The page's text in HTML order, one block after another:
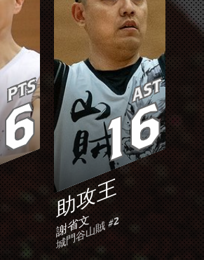
PTS
助攻王
謝省文
城門谷山賊 #2
AST
16